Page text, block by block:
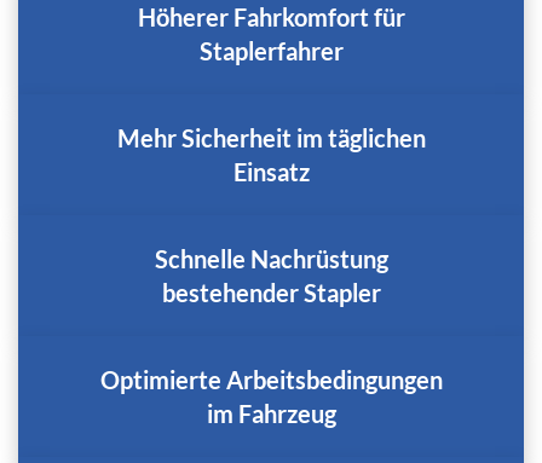
Höherer Fahrkomfort für
Staplerfahrer
Mehr Sicherheit im täglichen
Einsatz
Schnelle Nachrüstung
bestehender Stapler
Optimierte Arbeitsbedingungen
im Fahrzeug